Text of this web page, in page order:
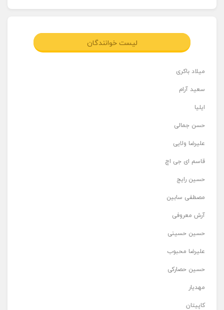
لیست خوانندگان
میلاد باکری
سعید آرام
ایلیا
حسن جمالی
علیرضا ولایی
قاسم ای جی اچ
حسین رایج
مصطفی سابین
آرش معروفی
حسین حسینی
علیرضا محبوب
حسین حصارکی
مهدیار
کاپیتان